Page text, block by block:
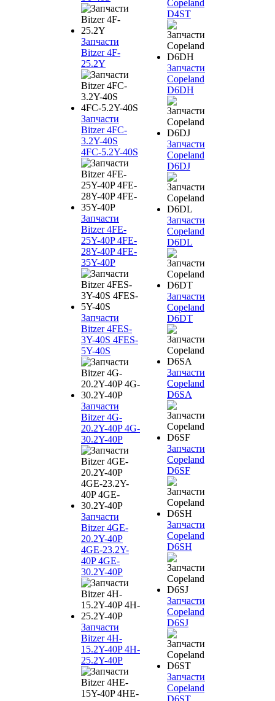
Запчасти
Bitzer 4F-
25.2Y
Запчасти
Bitzer 4FC-
3.2Y-40S
4FC-5.2Y-40S
Запчасти
Bitzer 4FE-
25Y-40P 4FE-
28Y-40P 4FE-
35Y-40P
Запчасти
Bitzer 4FES-
3Y-40S 4FES-
5Y-40S
Запчасти
Bitzer 4G-
20.2Y-40P 4G-
30.2Y-40P
Запчасти
Bitzer 4GE-
20.2Y-40P
4GE-23.2Y-
40P 4GE-
30.2Y-40P
Запчасти
Bitzer 4H-
15.2Y-40P 4H-
25.2Y-40P
Copeland
D4ST
Запчасти
Copeland
D6DH
Запчасти
Copeland
D6DJ
Запчасти
Copeland
D6DL
Запчасти
Copeland
D6DT
Запчасти
Copeland
D6SA
Запчасти
Copeland
D6SF
Запчасти
Copeland
D6SH
Запчасти
Copeland
D6SJ
Запчасти
Copeland
D6ST